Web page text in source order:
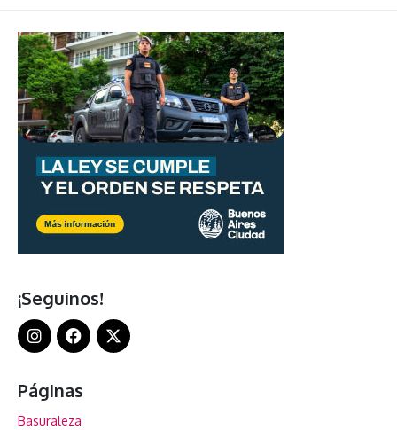
¡Seguinos!
Páginas
Basuraleza